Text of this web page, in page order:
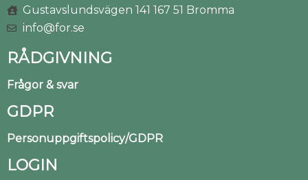
Gustavslundsvägen 141 167 51 Bromma
info@for.se
RÅDGIVNING
Frågor & svar
GDPR
Personuppgiftspolicy/GDPR
LOGIN